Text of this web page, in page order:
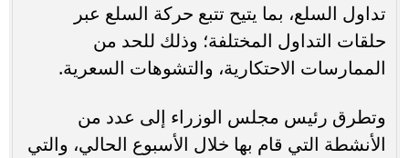
تداول السلع، بما يتيح تتبع حركة السلع عبر
حلقات التداول المختلفة؛ وذلك للحد من
الممارسات الاحتكارية، والتشوهات السعرية.
وتطرق رئيس مجلس الوزراء إلى عدد من
الأنشطة التي قام بها خلال الأسبوع الحالي، والتي